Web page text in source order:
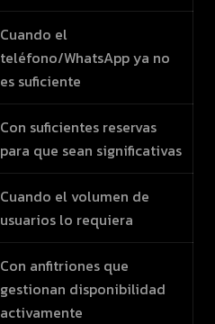
Cuando el
teléfono/WhatsApp ya no
es suficiente
Con suficientes reservas
para que sean significativas
Cuando el volumen de
usuarios lo requiera
Con anfitriones que
gestionan disponibilidad
activamente